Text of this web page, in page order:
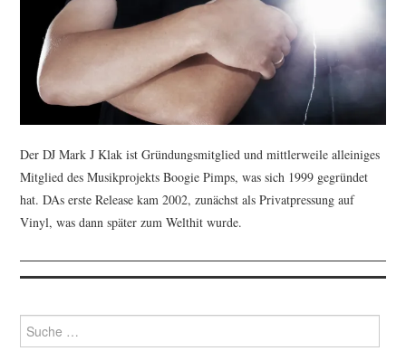
Der DJ Mark J Klak ist Gründungsmitglied und mittlerweile alleiniges
Mitglied des Musikprojekts Boogie Pimps, was sich 1999 gegründet
hat. DAs erste Release kam 2002, zunächst als Privatpressung auf
Vinyl, was dann später zum Welthit wurde.
nach: